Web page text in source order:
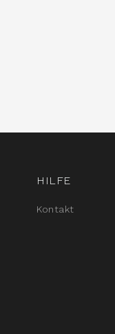
HILFE
Kontakt